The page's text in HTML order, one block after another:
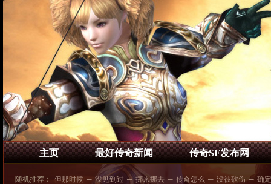
主页 最好传奇新闻 传奇SF发布网
随机推荐： 但那时候 ─ 没见到过 ─ 挪来挪去 ─ 传奇怎么 ─ 没被砍伤 ─ 确